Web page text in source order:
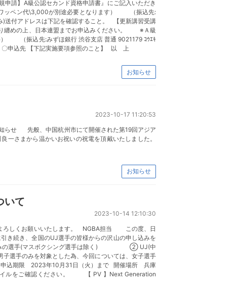
請】A級公認セカンド資格申請書』にご記入いただき
ワッペン代\3,000が別途必要となります） （振込先:
)送付アドレスは下記を確認すること。 【更新講習受講
り纏めの上、日本連盟までお申込みください。 ※Ａ級
） （振込先:みずほ銀行 渋谷支店 普通 9021179 ｺｳｴｷ
〇申込先 【下記実施要項参照のこと】 以 上
お知らせ
2023-10-17 11:20:53
せ 先般、中国杭州市にて開催された第19回アジア
さまから温かいお祝いの祝電を頂戴いたしました。
お知らせ
いて
2023-10-14 12:10:30
よろしくお願いいたします。 NGBA担当 この度、日
き続き、全国のUJ選手の皆様からの沢山の申し込みを
済みの選手(マスボクシング選手は除く) ② UJ(中
対象とした為、今回については、女子選手
申込期限 2023年10月31日（火）まで 開催場所 兵庫
ルをご確認ください。 【 PV 】Next Generation